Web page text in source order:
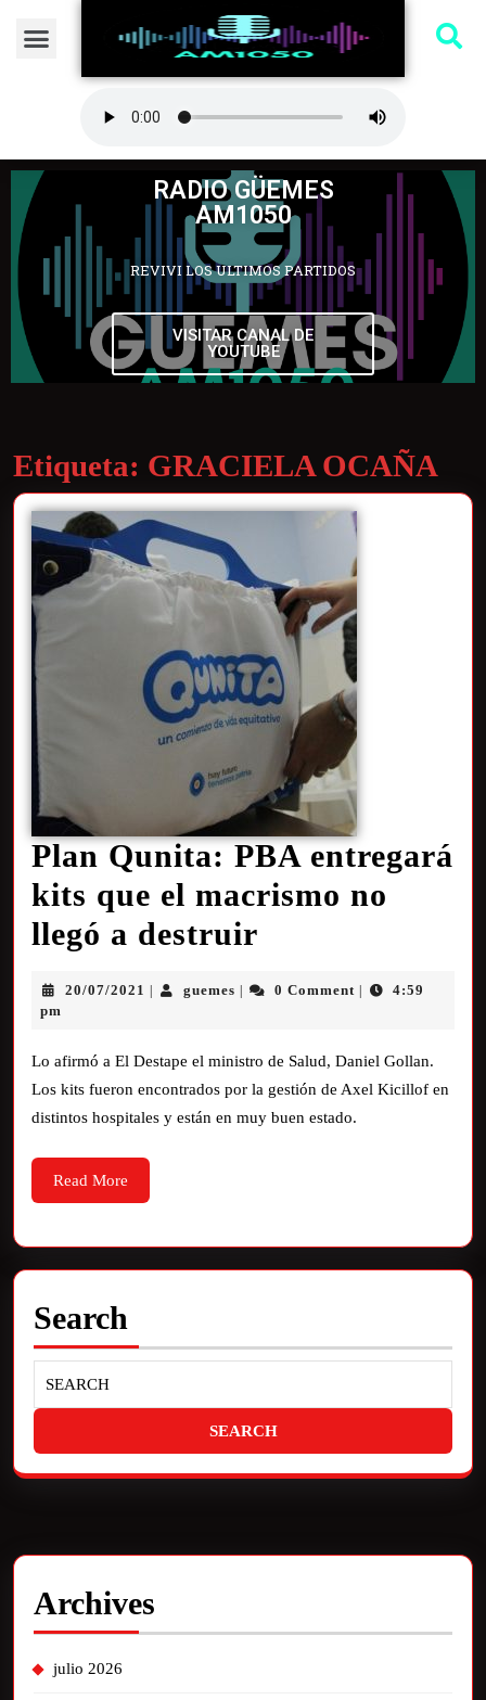
RADIO GÜEMES
AM1050
REVIVI LOS ULTIMOS PARTIDOS
VISITAR CANAL DE
YOUTUBE
Etiqueta: GRACIELA OCAÑA
Plan Qunita: PBA entregará
kits que el macrismo no
llegó a destruir
20/07/2021 guemes 0 Comment
4:59
pm
Lo afirmó a El Destape el ministro de Salud, Daniel Gollan.
Los kits fueron encontrados por la gestión de Axel Kicillof en
distintos hospitales y están en muy buen estado.
Read More
Search
Archives
julio 2026